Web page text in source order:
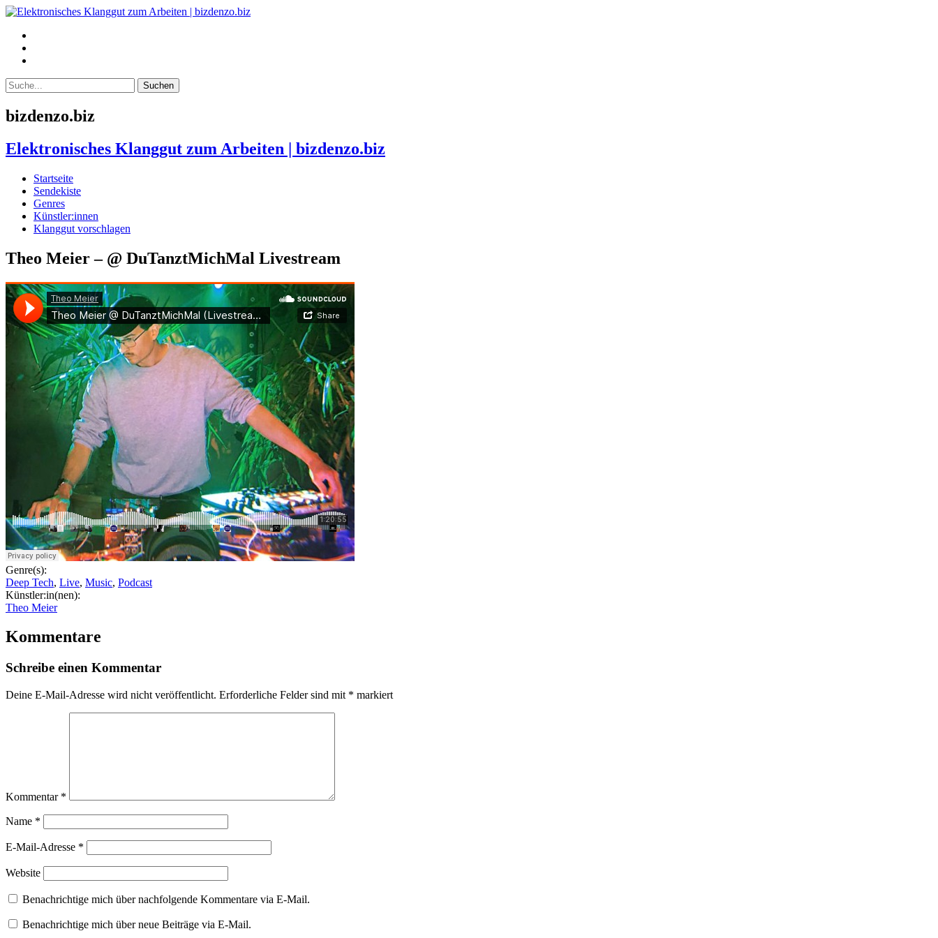
bizdenzo.biz
Elektronisches Klanggut zum Arbeiten | bizdenzo.biz
Startseite
Sendekiste
Genres
Künstler:innen
Klanggut vorschlagen
Theo Meier – @ DuTanztMichMal Livestream
Genre(s):
Deep Tech, Live, Music, Podcast
Künstler:in(nen):
Theo Meier
Kommentare
Schreibe einen Kommentar
Deine E-Mail-Adresse wird nicht veröffentlicht. Erforderliche Felder sind mit * markiert
Kommentar *
Name *
E-Mail-Adresse *
Website
Benachrichtige mich über nachfolgende Kommentare via E-Mail.
Benachrichtige mich über neue Beiträge via E-Mail.